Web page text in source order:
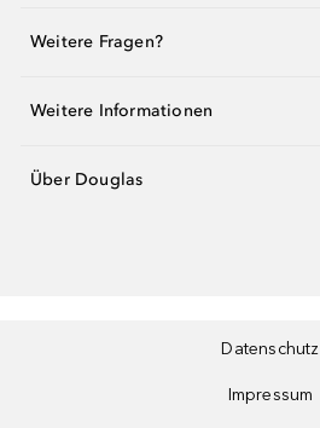
Weitere Fragen?
Weitere Informationen
Über Douglas
Datenschutz
Impressum